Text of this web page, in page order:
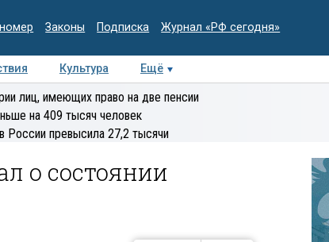
Законы Подписка Журнал «РФ сегодня»
Культура Ещё
Интервью Колумнисты
Деловая
лиц, имеющих право на две пенсии
на 409 тысяч человек
России превысила 27,2 тысячи
о состоянии